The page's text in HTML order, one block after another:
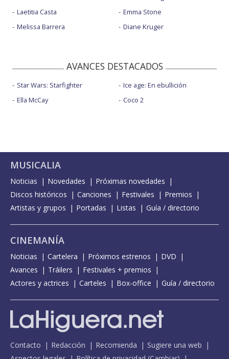
Laetitia Casta
Melissa Barrera
Emma Stone
Diane Kruger
AVANCES DESTACADOS
Star Wars: Starfighter
Ella McCay
Ice age: En ebullición
Coco 2
MUSICALIA
Noticias Novedades
Próximas novedades
Discos históricos
Canciones Festivales
Premios
Artistas y grupos
Portadas Listas Guía / directorio
CINEMANÍA
Noticias Cartelera Próximos estrenos
DVD
Avances
Tráilers
Festivales + premios
Actores y actrices
Carteles Box-office Guía / directorio
Contacto Redacción Recomienda
Sugiere una web